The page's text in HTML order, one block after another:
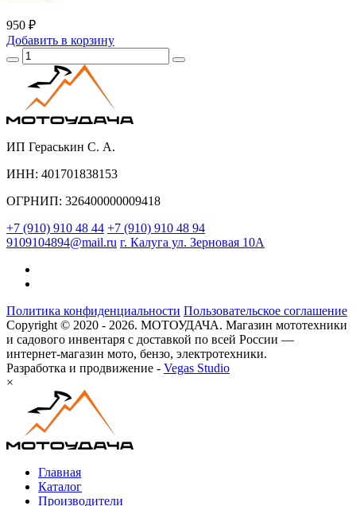
950 ₽
Добавить в корзину
ИП Гераськин С. А.
ИНН: 401701838153
ОГРНИП: 326400000009418
+7 (910) 910 48 44 +7 (910) 910 48 94
9109104894@mail.ru г. Калуга ул. Зерновая 10А
Политика конфиденциальности Пользовательское соглашение
Copyright © 2020 - 2026. МОТОУДАЧА. Магазин мототехники
и садового инвентаря с доставкой по всей России —
интернет-магазин мото, бензо, электротехники.
Разработка и продвижение - Vegas Studio
×
Главная
Каталог
Производители